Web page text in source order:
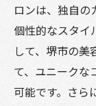
ロンは、独自の
個性的なスタイ
して、堺市の
て、ユニークな
可能です。さら